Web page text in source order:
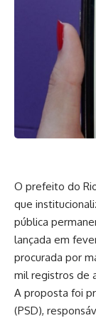
O prefeito do
que
pública
lançada em
procurada por
mil registros de
A proposta foi
(PSD),